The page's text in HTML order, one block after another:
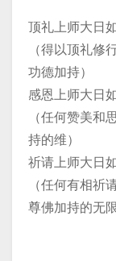
顶礼上师大日
（得以顶礼修
功德加持）
感恩上师大日
（任何赞美和
持的维）
祈请上师大日
（任何有相祈
尊佛加持的无限